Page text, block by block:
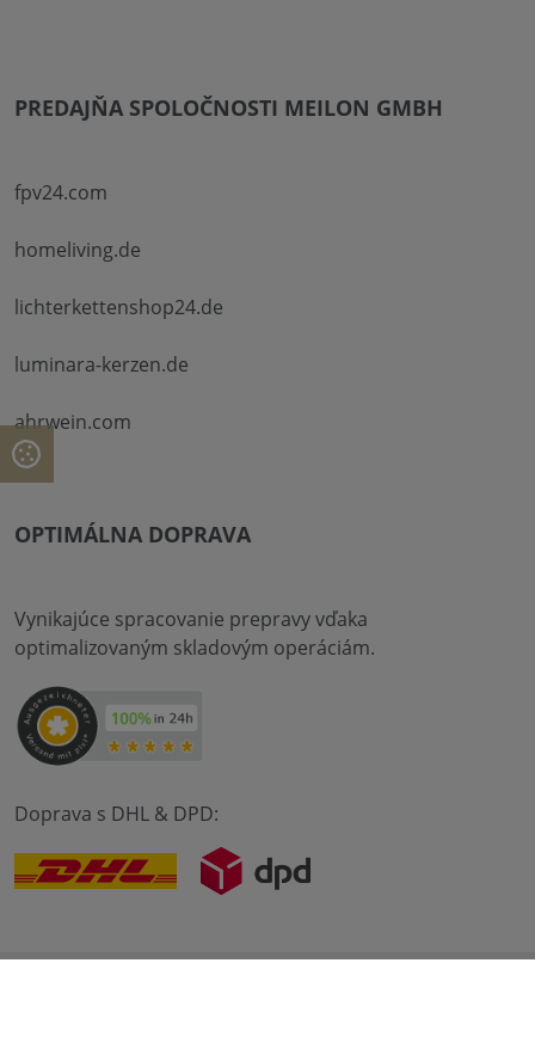
PREDAJŇA SPOLOČNOSTI MEILON GMBH
fpv24.com
homeliving.de
lichterkettenshop24.de
luminara-kerzen.de
ahrwein.com
OPTIMÁLNA DOPRAVA
Vynikajúce spracovanie prepravy vďaka
optimalizovaným skladovým operáciám.
Doprava s DHL & DPD: